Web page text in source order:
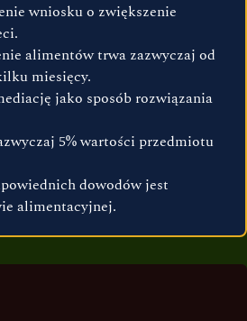
wniosku o zwiększenie
alimentów trwa zazwyczaj od
miesięcy.
jako sposób rozwiązania
5% wartości przedmiotu
dowodów jest
alimentacyjnej.